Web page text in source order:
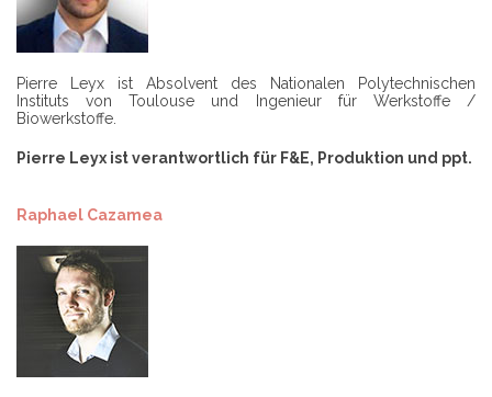
Pierre Leyx ist Absolvent des Nationalen Polytechnischen
Instituts von Toulouse und Ingenieur für Werkstoffe /
Biowerkstoffe.
Pierre Leyx ist verantwortlich für F&E, Produktion und ppt.
Raphael Cazamea